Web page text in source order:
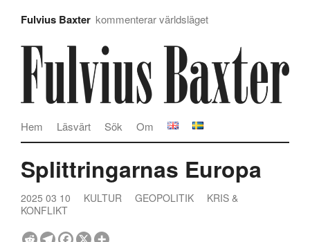
Fulvius Baxter kommenterar världsläget
Om
Sök
Läsvärt
Hem
Splittringarnas Europa
2025 03 10 KULTUR GEOPOLITIK
KRIS &
KONFLIKT